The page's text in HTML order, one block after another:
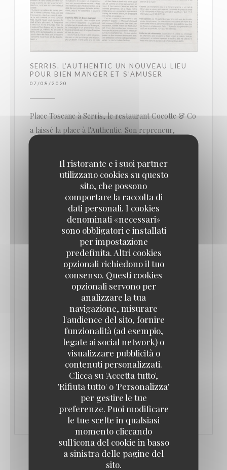
Il ristorante e i suoi partner
utilizzano cookies su questo
sito, che possono
comportare la raccolta di
dati personali. I cookies
denominati «necessari»
sono obbligatori e installati
per impostazione
predefinita. Altri cookies
opzionali richiedono il tuo
consenso. Questi cookies
opzionali servono per
analizzare la tua
navigazione, misurare
l'audience del sito, fornire
funzionalità (ad esempio,
legate ai social network) o
visualizzare pubblicità o
contenuti personalizzati.
Clicca su 'Accetta tutto',
'Rifiuta tutto' o 'Personalizza'
per gestire le tue
preferenze. Puoi modificare
le tue scelte in qualsiasi
momento cliccando
sull'icona del cookie in basso
a sinistra delle pagine del
sito.
SERRIS. L’AUTHENTIC UN NOUVEAU LIEU
POUR BIEN MANGER ET S’AMUSER
07/08/2020
Place Toscane à Serris, le restaurant Cocotte & Co
a laissé la place à l'Authentic. Son repreneur,
bien manger et très animé.
Où sortir le soir, le week-end ? Au Val d’Europe,
sur la place Toscane, le petit nouveau tient à se
démarquer : on y mange bien et on s’y amusera
L’Authentic est né de la collaboration de deux
associés. Adrien Del Pozo, entrepreneur dans
l’informatique puis dans la location de salles, et
Olivier Souverain, traiteur depuis vingt ans et
partenaire de plusieurs restaurants parisiens.
Adrien Del Pozo réalise un rêve de jeunesse : créer
un lieu bon enfant, aux influences typiquement
LEGGI L'ARTICOLO((APRE UNA NUOVA FINESTRA))